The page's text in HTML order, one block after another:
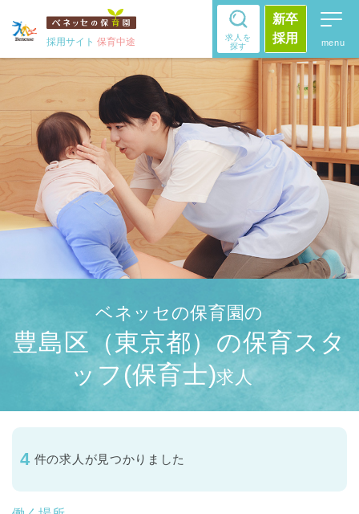
採用サイト 保育中途
求人を
探す
新卒
採用
ベネッセの保育園の
豊島区（東京都）の保育スタ
ッフ(保育士)求人
4 件の求人が見つかりました